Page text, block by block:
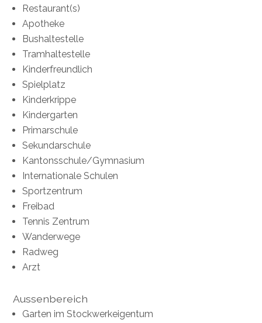
Restaurant(s)
Apotheke
Bushaltestelle
Tramhaltestelle
Kinderfreundlich
Spielplatz
Kinderkrippe
Kindergarten
Primarschule
Sekundarschule
Kantonsschule/Gymnasium
Internationale Schulen
Sportzentrum
Freibad
Tennis Zentrum
Wanderwege
Radweg
Arzt
Aussenbereich
Garten im Stockwerkeigentum